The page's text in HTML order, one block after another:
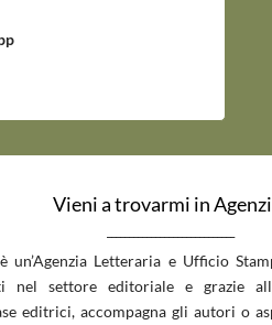
Vieni a trovarmi in
è un’Agenzia Letteraria e Ufficio
nel settore editoriale e grazie
editrici, accompagna gli autori o